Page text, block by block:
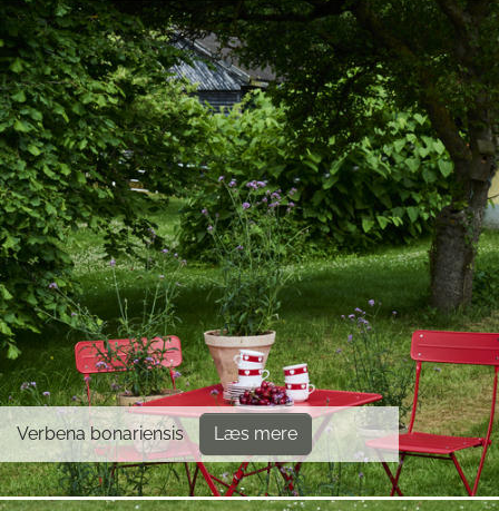
Verbena bonariensis Læs mere